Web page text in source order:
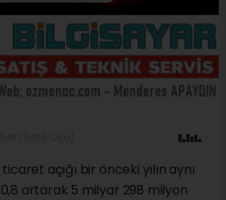
açığı bir önceki yılın aynı
artarak 5 milyar 298 milyon